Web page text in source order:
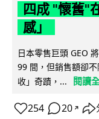
四成 "懷舊"
感」
日本零售巨頭 GEO
99 間，但銷售額卻
收」奇蹟，...
閱讀
254 20 ↗